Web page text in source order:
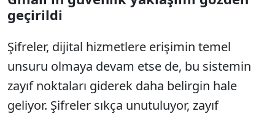
Sesi Aç
geçirildi
Şifreler, dijital hizmetlere erişimin temel
unsuru olmaya devam etse de, bu sistemin
zayıf noktaları giderek daha belirgin hale
geliyor. Şifreler sıkça unutuluyor, zayıf